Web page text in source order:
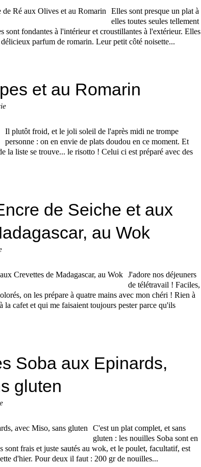
Elles sont presque un plat à
elles toutes seules tellement
sont fondantes à l'intérieur et croustillantes à l'extérieur. Elles
parfum de romarin. Leur petit côté noisette...
et au Romarin
Il plutôt froid, et le joli soleil de l'après midi ne trompe
personne : on en envie de plats doudou en ce moment. Et
la liste se trouve... le risotto ! Celui ci est préparé avec des
de Seiche et aux
au Wok
J'adore nos déjeuners
de télétravail ! Faciles,
on les prépare à quatre mains avec mon chéri ! Rien à
la cafet et qui me faisaient toujours pester parce qu'ils
Soba aux Epinards,
gluten
C'est un plat complet, et sans
gluten : les nouilles Soba sont en
sont frais et juste sautés au wok, et le poulet, facultatif, est
d'hier. Pour deux il faut : 200 gr de nouilles...